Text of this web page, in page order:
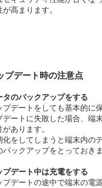
が高まります。
プデート時の注意点
タのバックアップをする
プデートをしても基本的に
デートに失敗した場合、端
があります。
化をしてしまうと端末内の
バックアップをとっておき
プデート中は充電をする
プデートの途中で端末の電